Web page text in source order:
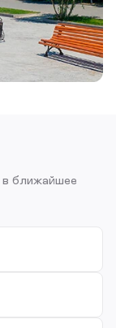
ближайшее